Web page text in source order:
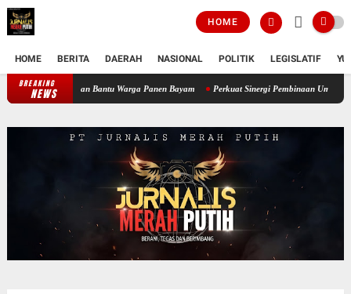
HOME
HOME BERITA DAERAH NASIONAL POLITIK LEGISLATIF
BREAKING
NEWS
Tangan Bantu Warga Panen Bayam Perkuat Sinergi Pembinaan Umat, BAZNAS